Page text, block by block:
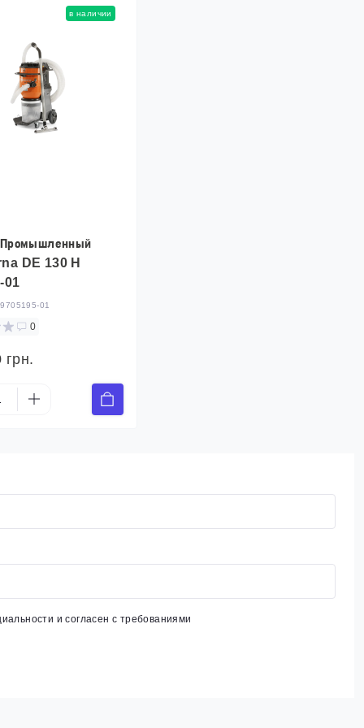
в наличии
DE 130 H
01
9705195-01
0
грн.
и согласен с требованиями